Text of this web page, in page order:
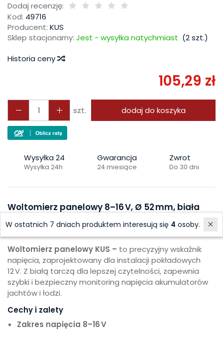
Dodaj recenzję:
Kod: 49716
Producent: KUS
Sklep stacjonarny: Jest - wysyłka natychmiast (2szt.)
Historia ceny
105,29 zł
szt. dodaj do koszyka
Wysyłka 24
Wysyłka 24h
Gwarancja
24 miesiące
Zwrot
Do 30 dni
Woltomierz panelowy 8–16 V, Ø 52 mm, biała
tarcza
KY13304
Woltomierz panelowy KUS – to precyzyjny wskaźnik
napięcia, zaprojektowany dla instalacji pokładowych
12 V. Z białą tarczą dla lepszej czytelności, zapewnia
szybki i bezpieczny monitoring napięcia akumulatorów
jachtów i łodzi.
Cechy i zalety
Zakres napięcia 8–16 V
W ostatnich 7 dniach produktem interesują się 4 osoby.